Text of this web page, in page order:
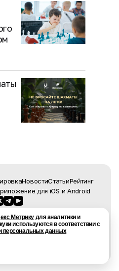
Метрикудля аналитики и
используются в соответствии с
персональных данных
НовостиСтатьиРейтинг
для iOS и Android
editor@chessopen.ru
info@chessopen.ru
платной подписки
Вал, 34 с 6, к. 2Г